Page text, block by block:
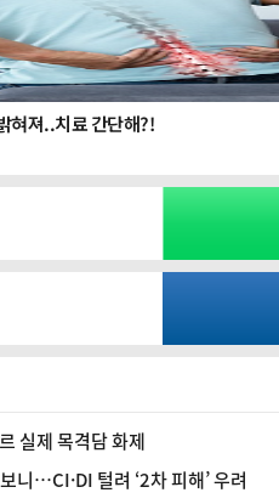
실제 목격담 화제
니…CI·DI 털려 ‘2차 피해’ 우려